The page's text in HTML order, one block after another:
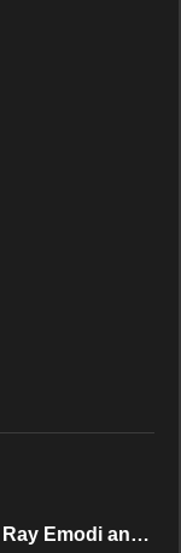
Triste nouvelle : l’acteur Ray Emodi annonce sa démission et quitte l’industrie cinématographique